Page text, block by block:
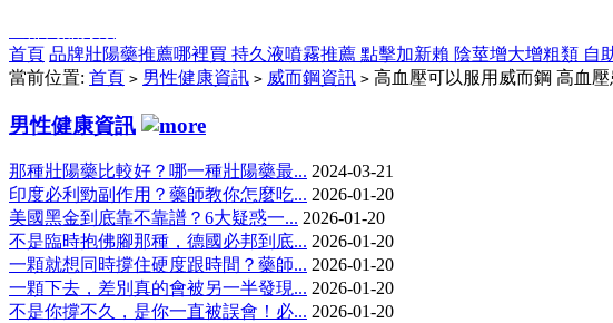
首頁 品牌壯陽藥推薦哪裡買 持久液噴霧推薦 點擊加新賴 陰莖增大增粗類 自
當前位置: 首頁 > 男性健康資訊 > 威而鋼資訊 > 高血壓可以服用威而鋼 高血
男性健康資訊
那種壯陽藥比較好？哪一種壯陽藥最... 2024-03-21
印度必利勁副作用？藥師教你怎麼吃... 2026-01-20
美國黑金到底靠不靠譜？6大疑惑一... 2026-01-20
不是臨時抱佛腳那種，德國必邦到底... 2026-01-20
一顆就想同時撐住硬度跟時間？藥師... 2026-01-20
一顆下去，差別真的會被另一半發現... 2026-01-20
不是你撐不久，是你一直被誤會！必... 2026-01-20